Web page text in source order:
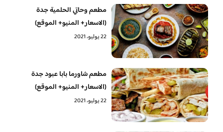
مطعم وحاتي الحلمية جدة
(الاسعار+ المنيو+ الموقع)
22 يوليو، 2021
مطعم شاورما بابا عبود جدة
(الاسعار+ المنيو+ الموقع)
22 يوليو، 2021